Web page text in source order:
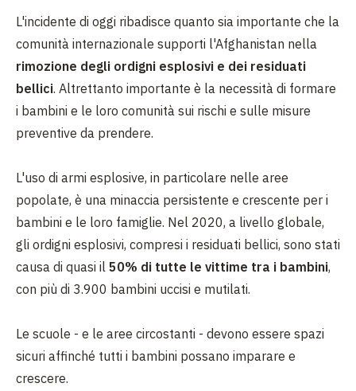
L'incidente di oggi ribadisce quanto sia importante che la
comunità internazionale supporti l'Afghanistan nella
rimozione degli ordigni esplosivi e dei residuati
bellici. Altrettanto importante è la necessità di formare
i bambini e le loro comunità sui rischi e sulle misure
preventive da prendere.
L'uso di armi esplosive, in particolare nelle aree
popolate, è una minaccia persistente e crescente per i
bambini e le loro famiglie. Nel 2020, a livello globale,
gli ordigni esplosivi, compresi i residuati bellici, sono stati
causa di quasi il 50% di tutte le vittime tra i bambini,
con più di 3.900 bambini uccisi e mutilati.
Le scuole - e le aree circostanti - devono essere spazi
sicuri affinché tutti i bambini possano imparare e
crescere.